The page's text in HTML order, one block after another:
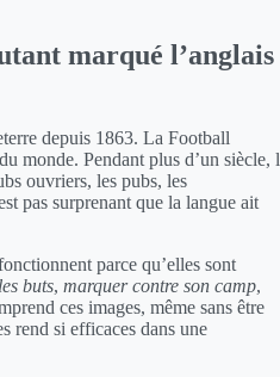
marqué l’anglais
depuis 1863. La Football
monde. Pendant plus d’un siècle,
ouvriers, les pubs, les
pas surprenant que la langue ait
parce qu’elles sont
buts, marquer contre son camp,
ces images, même sans être
rend si efficaces dans une